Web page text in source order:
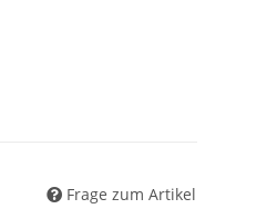
Frage zum Artikel